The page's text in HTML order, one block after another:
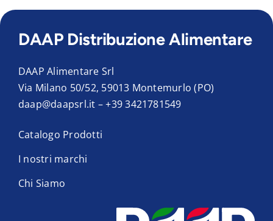
DAAP Distribuzione Alimentare
DAAP Alimentare Srl
Via Milano 50/52, 59013 Montemurlo (PO)
daap@daapsrl.it –+39 3421781549
Catalogo Prodotti
I nostri marchi
Chi Siamo